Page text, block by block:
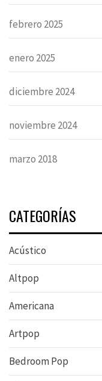
febrero 2025
enero 2025
diciembre 2024
noviembre 2024
marzo 2018
CATEGORÍAS
Acústico
Altpop
Americana
Artpop
Bedroom Pop